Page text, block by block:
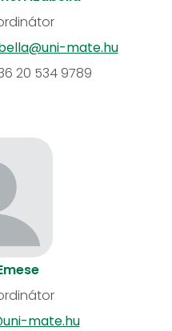
mate.hu
20 534 9789
mate.hu